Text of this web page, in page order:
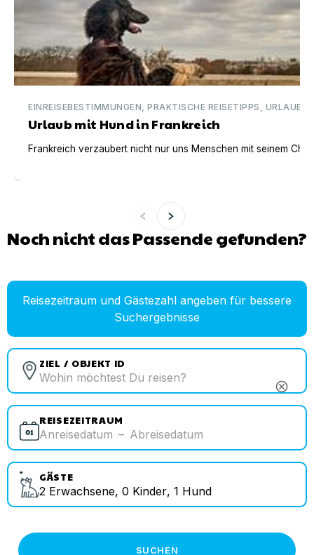
EINREISEBESTIMMUNGEN, PRAKTISCHE REISETIPPS,
Urlaub mit Hund in Frankreich
Frankreich verzaubert nicht nur uns Menschen mit seinem
Noch nicht das Passende gefunden?
Reisezeitraum und Gästezahl angeben für bessere
Suchergebnisse
ZIEL / OBJEKT ID
cancel
REISEZEITRAUM
Anreisedatum – Abreisedatum
GÄSTE
2 Erwachsene, 0 Kinder, 1 Hund
SUCHEN